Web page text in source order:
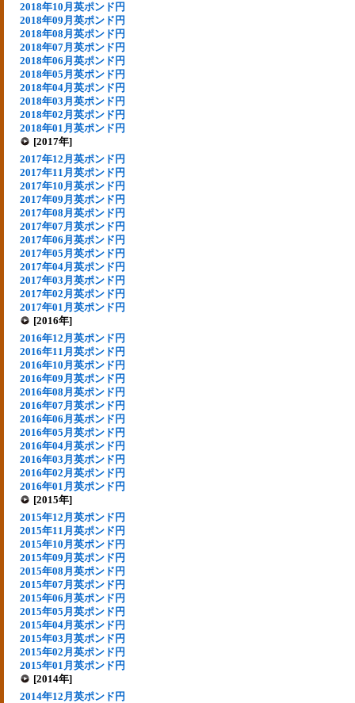
2018年10月英ポンド円
2018年09月英ポンド円
2018年08月英ポンド円
2018年07月英ポンド円
2018年06月英ポンド円
2018年05月英ポンド円
2018年04月英ポンド円
2018年03月英ポンド円
2018年02月英ポンド円
2018年01月英ポンド円
[2017年]
2017年12月英ポンド円
2017年11月英ポンド円
2017年10月英ポンド円
2017年09月英ポンド円
2017年08月英ポンド円
2017年07月英ポンド円
2017年06月英ポンド円
2017年05月英ポンド円
2017年04月英ポンド円
2017年03月英ポンド円
2017年02月英ポンド円
2017年01月英ポンド円
[2016年]
2016年12月英ポンド円
2016年11月英ポンド円
2016年10月英ポンド円
2016年09月英ポンド円
2016年08月英ポンド円
2016年07月英ポンド円
2016年06月英ポンド円
2016年05月英ポンド円
2016年04月英ポンド円
2016年03月英ポンド円
2016年02月英ポンド円
2016年01月英ポンド円
[2015年]
2015年12月英ポンド円
2015年11月英ポンド円
2015年10月英ポンド円
2015年09月英ポンド円
2015年08月英ポンド円
2015年07月英ポンド円
2015年06月英ポンド円
2015年05月英ポンド円
2015年04月英ポンド円
2015年03月英ポンド円
2015年02月英ポンド円
2015年01月英ポンド円
[2014年]
2014年12月英ポンド円